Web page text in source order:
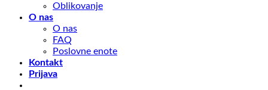
Oblikovanje
O nas
O nas
FAQ
Poslovne enote
Kontakt
Prijava